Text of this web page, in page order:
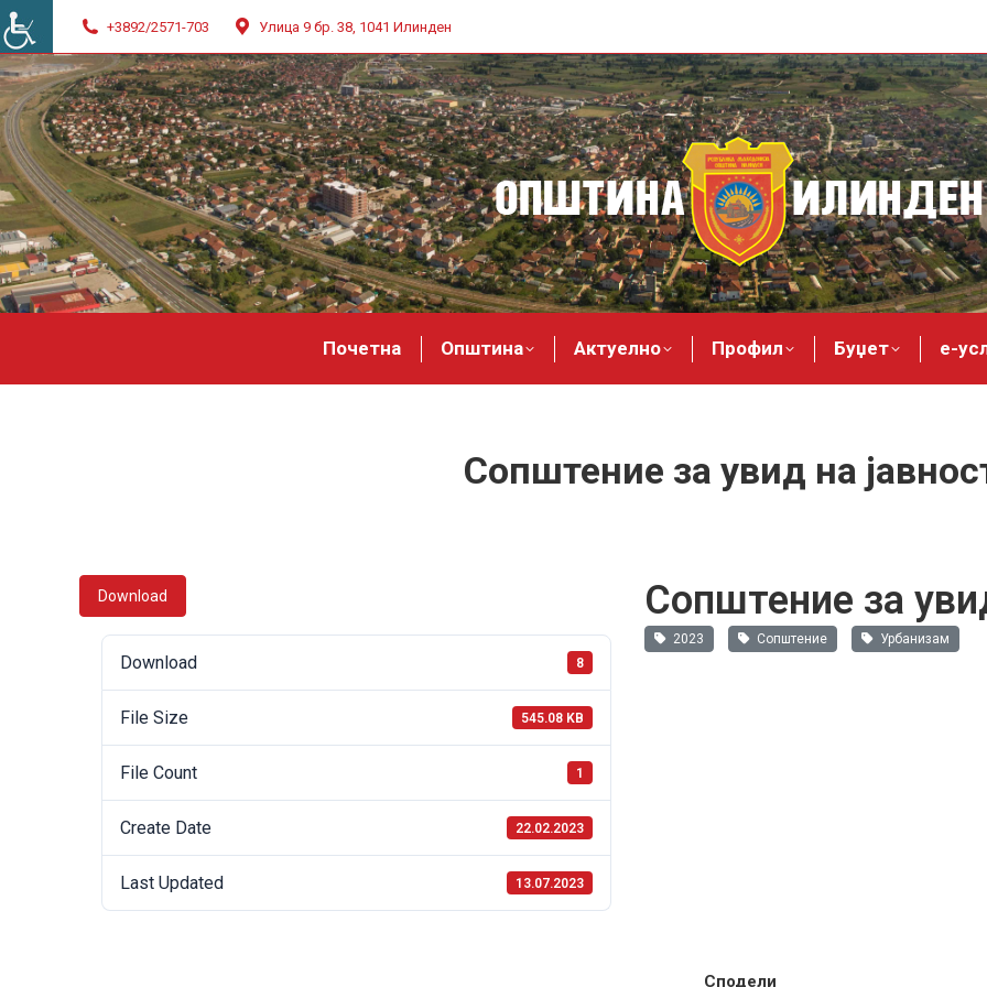
+3892/2571-703 Улица 9 бр. 38, 1041 Илинден
Почетна Општина Актуелно Профил Буџет е-
Сопштение за увид на
Download
Download 8
File Size 545.08 KB
File Count 1
Create Date 22.02.2023
Last Updated 13.07.2023
Сопштение за
2023 Сопштение Урбанизам
Сподели